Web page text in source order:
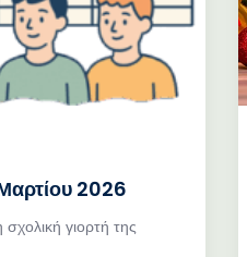
2026
γιορτή της